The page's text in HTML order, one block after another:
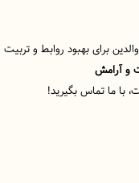
برای بهبود روابط و تربیت
و آرامش
با ما تماس بگیرید!